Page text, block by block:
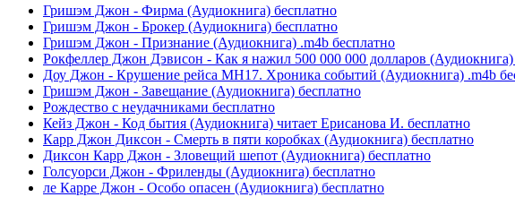
Гришэм Джон - Фирма (Аудиокнига) бесплатно
Гришэм Джон - Брокер (Аудиокнига) бесплатно
Гришэм Джон - Признание (Аудиокнига) .m4b бесплатно
Рокфеллер Джон Дэвисон - Как я нажил 500 000 000 долларов (Аудиокнига)
Доу Джон - Крушение рейса МН17. Хроника событий (Аудиокнига) .m4b
Гришэм Джон - Завещание (Аудиокнига) бесплатно
Рождество с неудачниками бесплатно
Кейз Джон - Код бытия (Аудиокнига) читает Ерисанова И. бесплатно
Карр Джон Диксон - Смерть в пяти коробках (Аудиокнига) бесплатно
Диксон Карр Джон - Зловещий шепот (Аудиокнига) бесплатно
Голсуорси Джон - Фриленды (Аудиокнига) бесплатно
ле Карре Джон - Особо опасен (Аудиокнига) бесплатно